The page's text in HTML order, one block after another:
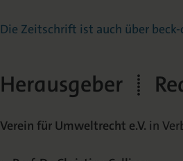
Die Zeitschrift ist auch über
Herausgeber |
Verein für Umweltrecht e.V. in